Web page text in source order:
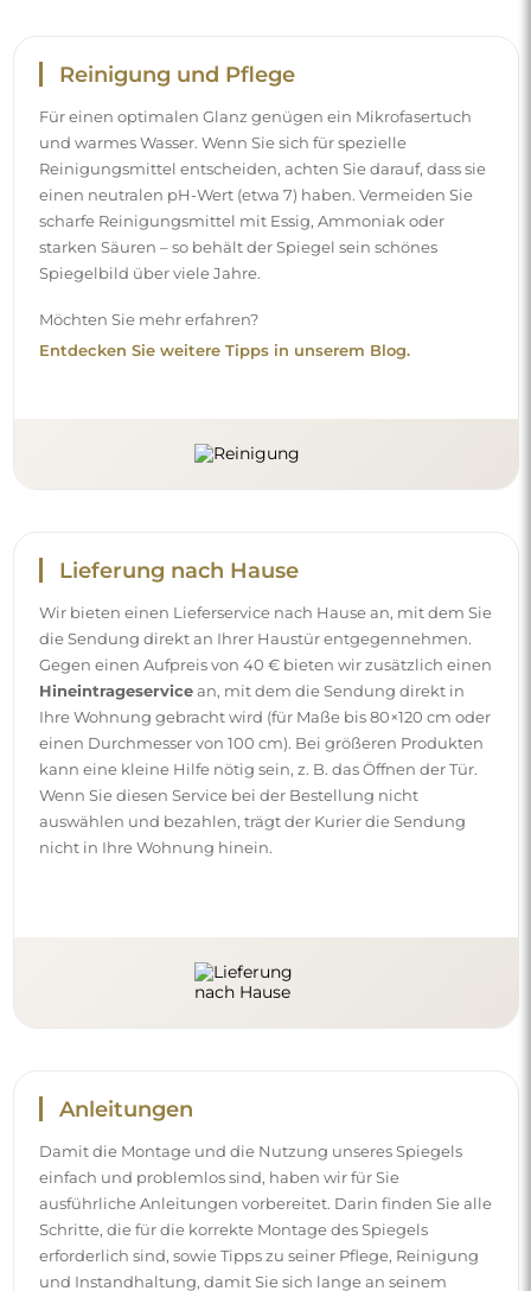
Reinigung und Pflege
Für einen optimalen Glanz genügen ein Mikrofasertuch
und warmes Wasser. Wenn Sie sich für spezielle
Reinigungsmittel entscheiden, achten Sie darauf, dass sie
einen neutralen pH-Wert (etwa 7) haben. Vermeiden Sie
scharfe Reinigungsmittel mit Essig, Ammoniak oder
starken Säuren – so behält der Spiegel sein schönes
Spiegelbild über viele Jahre.
Möchten Sie mehr erfahren?
Entdecken Sie weitere Tipps in unserem Blog.
Lieferung nach Hause
Wir bieten einen Lieferservice nach Hause an, mit dem Sie
die Sendung direkt an Ihrer Haustür entgegennehmen.
Gegen einen Aufpreis von 40 € bieten wir zusätzlich einen
Hineintrageservicean, mit dem die Sendung direkt in
Ihre Wohnung gebracht wird (für Maße bis 80×120 cm oder
einen Durchmesser von 100 cm). Bei größeren Produkten
kann eine kleine Hilfe nötig sein, z. B. das Öffnen der Tür.
Wenn Sie diesen Service bei der Bestellung nicht
auswählen und bezahlen, trägt der Kurier die Sendung
nicht in Ihre Wohnung hinein.
Anleitungen
Damit die Montage und die Nutzung unseres Spiegels
einfach und problemlos sind, haben wir für Sie
ausführliche Anleitungen vorbereitet. Darin finden Sie alle
Schritte, die für die korrekte Montage des Spiegels
erforderlich sind, sowie Tipps zu seiner Pflege, Reinigung
und Instandhaltung, damit Sie sich lange an seinem